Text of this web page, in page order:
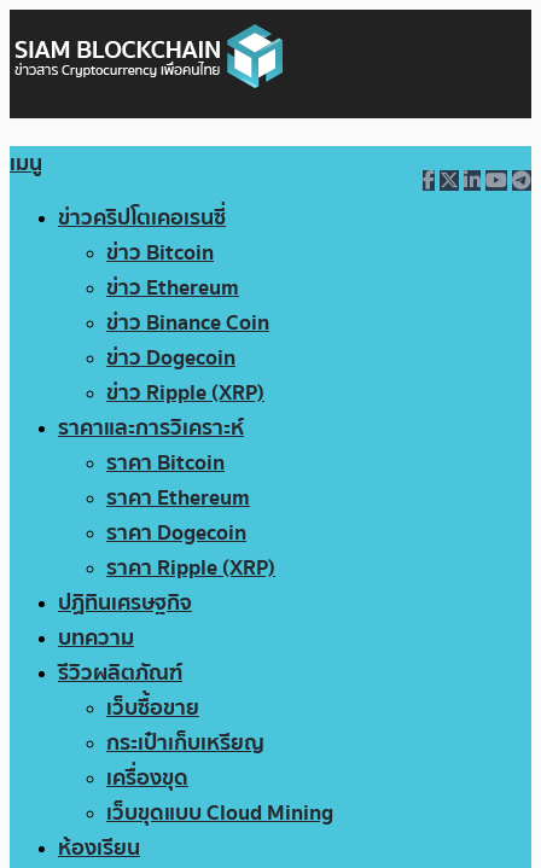
เมนู
ข่าวคริปโตเคอเรนซี่
ข่าว Bitcoin
ข่าว Ethereum
ข่าว Binance Coin
ข่าว Dogecoin
ข่าว Ripple (XRP)
ราคาและการวิเคราะห์
ราคา Bitcoin
ราคา Ethereum
ราคา Dogecoin
ราคา Ripple (XRP)
ปฏิทินเศรษฐกิจ
บทความ
รีวิวผลิตภัณฑ์
เว็บซื้อขาย
กระเป๋าเก็บเหรียญ
เครื่องขุด
เว็บขุดแบบ Cloud Mining
ห้องเรียน